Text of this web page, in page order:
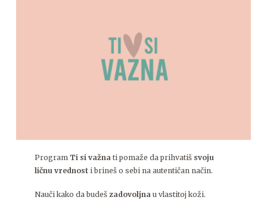
Program Ti si važna ti pomaže da prihvatiš svoju
ličnu vrednost i brineš o sebi na autentičan način.
Nauči kako da budešzadovoljnau vlastitoj koži.